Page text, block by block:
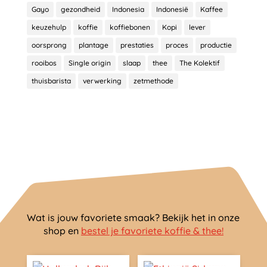
Gayo gezondheid Indonesia Indonesië
Kaffee
keuzehulp
koffie koffiebonen Kopi
lever
oorsprong
plantage prestaties proces
productie
rooibos
Single origin slaap thee
The Kolektif
thuisbarista
verwerking zetmethode
Wat is jouw favoriete smaak? Bekijk het in onze
shop en bestel je favoriete koffie & thee!